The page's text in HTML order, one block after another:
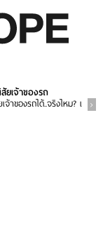
ยเจ้าของรถ
าของรถได้..จริงไหม? เ